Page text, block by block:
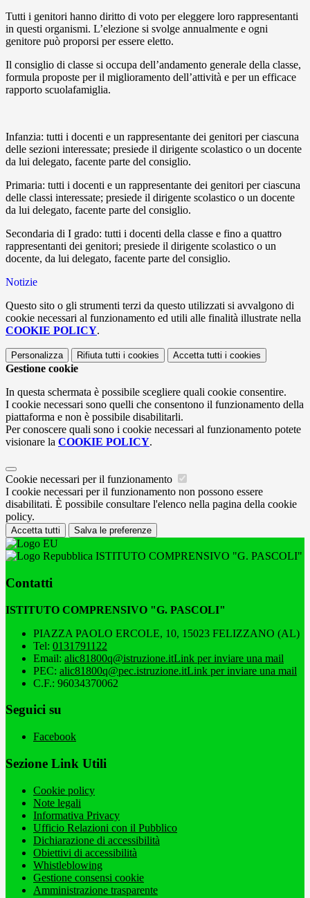
Tutti i genitori hanno diritto di voto per eleggere loro rappresentanti
in questi organismi. L’elezione si svolge annualmente e ogni
genitore può proporsi per essere eletto.
Il consiglio di classe si occupa dell’andamento generale della classe,
formula proposte per il miglioramento dell’attività e per un efficace
rapporto scuolafamiglia.
Infanzia: tutti i docenti e un rappresentante dei genitori per ciascuna
delle sezioni interessate; presiede il dirigente scolastico o un docente
da lui delegato, facente parte del consiglio.
Primaria: tutti i docenti e un rappresentante dei genitori per ciascuna
delle classi interessate; presiede il dirigente scolastico o un docente
da lui delegato, facente parte del consiglio.
Secondaria di I grado: tutti i docenti della classe e fino a quattro
rappresentanti dei genitori; presiede il dirigente scolastico o un
docente, da lui delegato, facente parte del consiglio.
Notizie
Questo sito o gli strumenti terzi da questo utilizzati si avvalgono di
cookie necessari al funzionamento ed utili alle finalità illustrate nella
COOKIE POLICY.
Personalizza Rifiuta tutti i cookies Accetta tutti i cookies
Gestione cookie
In questa schermata è possibile scegliere quali cookie consentire.
I cookie necessari sono quelli che consentono il funzionamento della
piattaforma e non è possibile disabilitarli.
Per conoscere quali sono i cookie necessari al funzionamento potete
visionare la COOKIE POLICY.
Cookie necessari per il funzionamento
I cookie necessari per il funzionamento non possono essere
disabilitati. È possibile consultare l'elenco nella pagina della cookie
policy.
Accetta tutti Salva le preferenze
ISTITUTO COMPRENSIVO "G. PASCOLI"
Contatti
ISTITUTO COMPRENSIVO "G. PASCOLI"
PIAZZA PAOLO ERCOLE, 10, 15023 FELIZZANO (AL)
Tel: 0131791122
Email: alic81800q@istruzione.itLink per inviare una mail
PEC: alic81800q@pec.istruzione.itLink per inviare una mail
C.F.: 96034370062
Seguici su
Facebook
Sezione Link Utili
Cookie policy
Note legali
Informativa Privacy
Ufficio Relazioni con il Pubblico
Dichiarazione di accessibilità
Obiettivi di accessibilità
Whistleblowing
Gestione consensi cookie
Amministrazione trasparente